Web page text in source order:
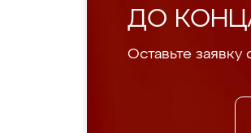
ДО
Оставьте заявку